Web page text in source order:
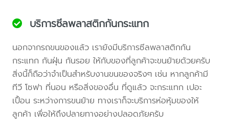
บริการซีลพลาสติกกันกระแทก
นอกจากรถขนของแล้ว เรายังมีบริการซีลพลาสติกกัน
กระแทก กันฝุ่น กันรอย ให้กับของที่ลูกค้าจะขนย้ายด้วยครับ
สิ่งนี้ก็ถือว่าจำเป็นสำหรับงานขนของจริงๆ เช่น หากลูกค้ามี
ทีวี โซฟา ที่นอน หรือสิ่งของอื่น ที่ดูแล้ว จะกระแทก เปอะ
เปื้อน ระหว่างการขนย้าย ทางเราก็จะบริการห่อหุ้มของให้
ลูกค้า เพื่อให้ถึงปลายทางอย่างปลอดภัยครับ